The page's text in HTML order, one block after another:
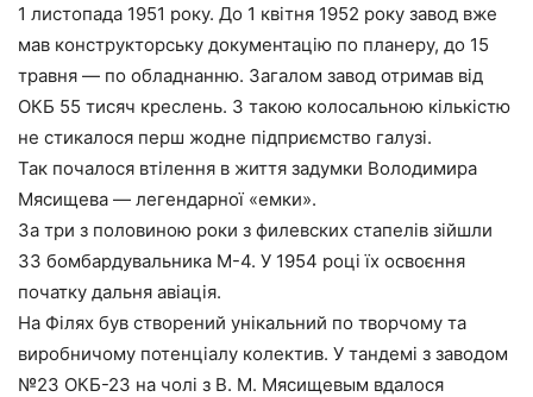
1 листопада 1951 року. До 1 квітня 1952 року завод вже
мав конструкторську документацію по планеру, до 15
травня — по обладнанню. Загалом завод отримав від
ОКБ 55 тисяч креслень. З такою колосальною кількістю
не стикалося перш жодне підприємство галузі.
Так почалося втілення в життя задумки Володимира
Мясищева — легендарної «емки».
За три з половиною роки з филевских стапелів зійшли
33 бомбардувальника М-4. У 1954 році їх освоєння
початку дальня авіація.
На Філях був створений унікальний по творчому та
виробничому потенціалу колектив. У тандемі з заводом
№23 ОКБ-23 на чолі з В. М. Мясищевым вдалося